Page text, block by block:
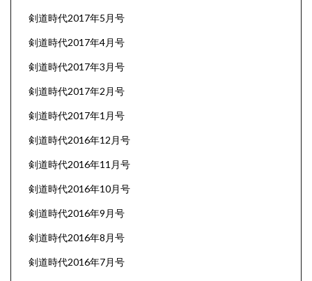
剣道時代2017年5月号
剣道時代2017年4月号
剣道時代2017年3月号
剣道時代2017年2月号
剣道時代2017年1月号
剣道時代2016年12月号
剣道時代2016年11月号
剣道時代2016年10月号
剣道時代2016年9月号
剣道時代2016年8月号
剣道時代2016年7月号